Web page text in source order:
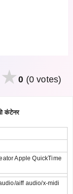
0 (0 votes)
कंटेनर
Apple QuickTime
aiff audio/x-midi